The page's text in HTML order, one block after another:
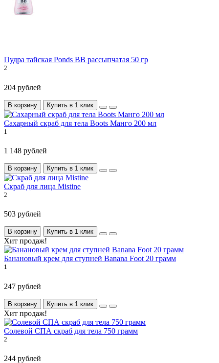
Пудра тайская Ponds BB рассыпчатая 50 гр
2
204 рублей
В корзину Купить в 1 клик
Сахарный скраб для тела Boots Манго 200 мл
1
1 148 рублей
В корзину Купить в 1 клик
Скраб для лица Mistine
2
503 рублей
В корзину Купить в 1 клик
Хит продаж!
Банановый крем для ступней Banana Foot 20 грамм
1
247 рублей
В корзину Купить в 1 клик
Хит продаж!
Солевой СПА скраб для тела 750 грамм
2
244 рублей